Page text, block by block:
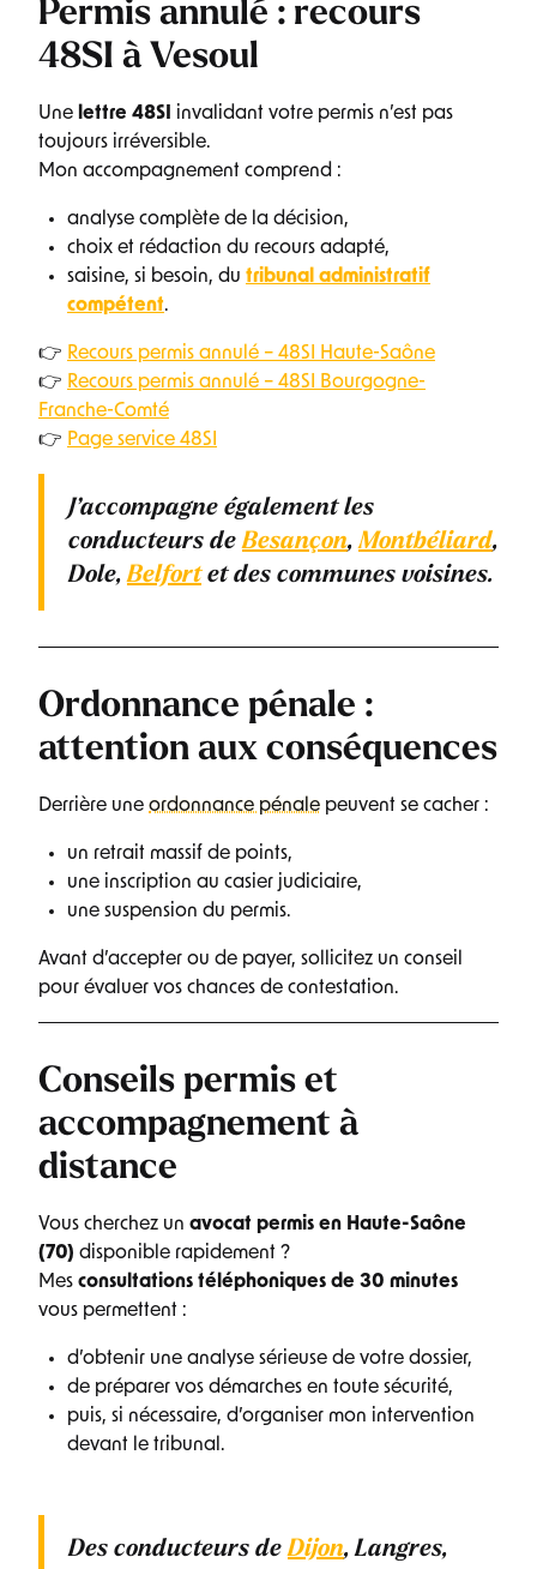
Permis annulé : recours
48SI à Vesoul
Une lettre 48SI
invalidant votre permis n’est pas
toujours irréversible.
Mon accompagnement comprend :
analyse complète de la décision,
choix et rédaction du recours adapté,
saisine, si besoin, du tribunal administratif
compétent.
👉 Recours permis annulé – 48SI Haute-Saône
👉 Recours permis annulé – 48SI Bourgogne-
Franche-Comté
👉 Page service 48SI
J’accompagne également les
conducteurs deBesançon,Montbéliard,
Dole,Belfortet des communes voisines.
Ordonnance pénale :
attention aux conséquences
Derrière une ordonnance pénale peuvent se cacher :
un retrait massif de points,
une inscription au casier judiciaire,
une suspension du permis.
Avant d’accepter ou de payer, sollicitez un conseil
pour évaluer vos chances de contestation.
Conseils permis et
accompagnement à
distance
Vous cherchez un avocat permis en Haute-Saône
(70) disponible rapidement ?
Mes consultations téléphoniques de 30 minutes
vous permettent :
d’obtenir une analyse sérieuse de votre dossier,
de préparer vos démarches en toute sécurité,
puis, si nécessaire, d’organiser mon intervention
devant le tribunal.
Des conducteurs deDijon, Langres,